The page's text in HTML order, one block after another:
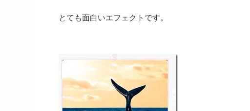
とても面白いエフェクトです。